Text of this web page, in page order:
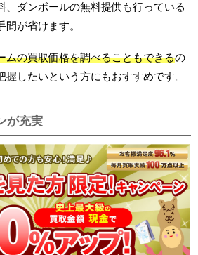
、ダンボールの無料提供も行っている
が省けます。
ムの買取価格を調べることもできるの
握したいという方にもおすすめです。
が充実